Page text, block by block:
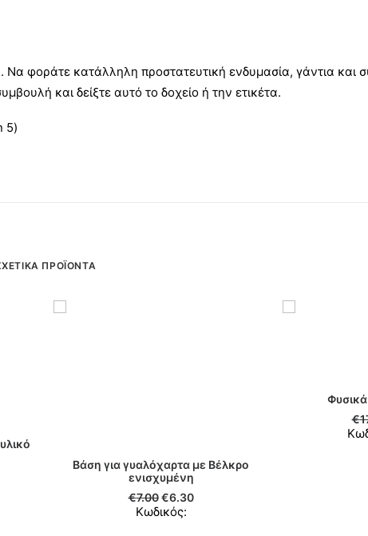
φοράτε κατάλληλη προστατευτική ενδυμασία, γάντια και
και δείξτε αυτό το δοχείο ή την ετικέτα.
5)
ΠΡΟΪΌΝΤΑ
ΠΡΟΣΘΉΚΗ ΣΤΟ ΚΑΛΆΘΙ
Βάση για γυαλόχαρτα με Βέλκρο
ενισχυμένη
€7.00 €6.30
Κωδικός:
€